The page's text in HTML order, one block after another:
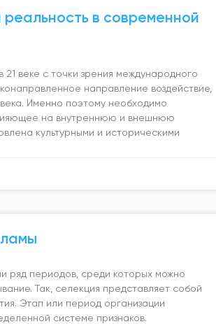
в современной
веке с точки зрения международного
направление воздействие,
Именно поэтому необходимо
на внутреннюю и внешнюю
культурными и историческими
ряд периодов, среди которых можно
Так, селекция представляет собой
Этап или период организации
системе признаков.